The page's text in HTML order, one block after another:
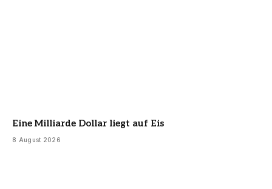
Eine Milliarde Dollar liegt auf Eis
8 August 2026